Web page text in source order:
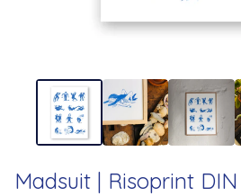
Madsuit | Risoprint